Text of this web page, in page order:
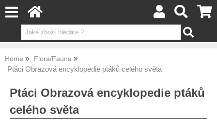
Home Flora/Fauna
Ptáci Obrazová encyklopedie ptáků celého světa
Ptáci Obrazová encyklopedie ptáků
celého světa